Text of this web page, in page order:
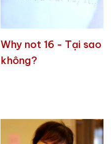
Why not 16 - Tại sao
không?